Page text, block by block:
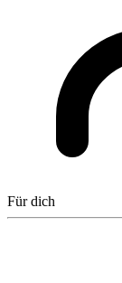
Für dich